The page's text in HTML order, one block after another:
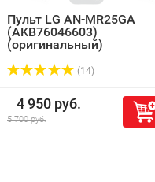
Пульт LG AN-MR25GA
(AKB76046603)
(оригинальный)
(14)
4 950 руб.
5 700 руб.